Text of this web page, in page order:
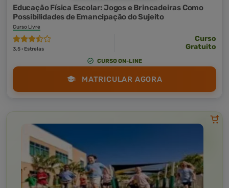
Educação Física Escolar: Jogos e Brincadeiras Como
Possibilidades de Emancipação do Sujeito
Curso Livre
3,5 · Estrelas
Curso
Gratuito
CURSO ON-LINE
MATRICULAR AGORA